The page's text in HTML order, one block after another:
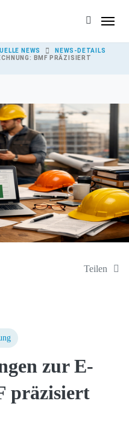
NEWS
NEWS-DETAILS
BMF PRÄZISIERT
Teilen
zur E-
präzisiert